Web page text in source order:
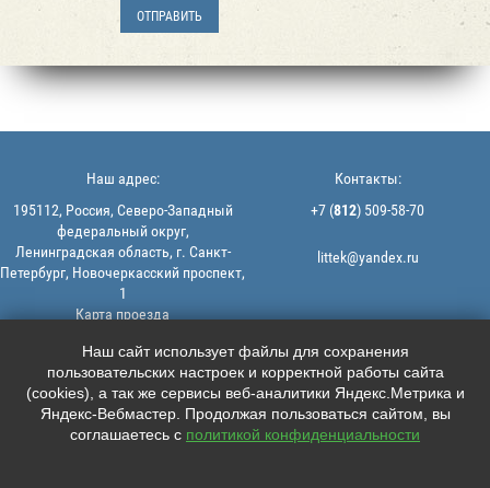
© 2013-2026 | ООО "ЛИТТЕК" -
производство и продажа РТИ
ИНН: 7806523560 | ОГРН:
1147847126162
Политика конфиденциальности |
Пользовательское соглашение
Наш адрес:
195112, Россия, Северо-Западный
федеральный округ,
Ленинградская область, г. Санкт-
Петербург, Новочеркасский проспект,
1
Карта проезда
Контакты:
+7 (812) 509-58-70
littek@yandex.ru
Мы в соцсетях:
    
Наш сайт использует файлы для сохранения
пользовательских настроек и корректной работы сайта
(cookies), а так же сервисы веб-аналитики Яндекс.Метрика и
Яндекс-Вебмастер. Продолжая пользоваться сайтом, вы
соглашаетесь с политикой конфиденциальности